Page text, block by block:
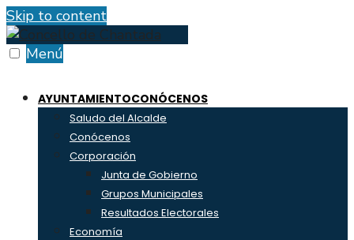
Skip to content
Menú
AYUNTAMIENTOCONÓCENOS
Saludo del Alcalde
Conócenos
Corporación
Junta de Gobierno
Grupos Municipales
Resultados Electorales
Economía